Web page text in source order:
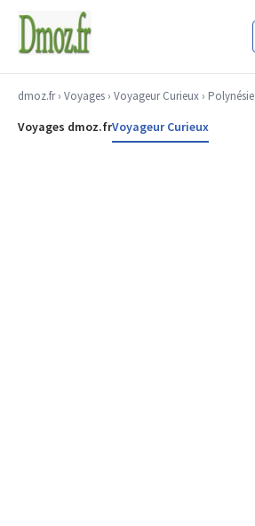
dmoz.fr› Voyages › Voyageur Curieux › Polynésie
Voyages dmoz.frVoyageur Curieux